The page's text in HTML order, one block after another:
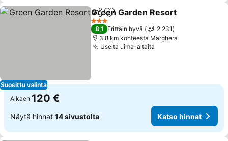
Suosittu valinta
Jaa Lisää suosikkeihin
Green Garden Resort
3 Tähtiluokitus
8,1 Erittäin hyvä
2 231
3.8 km kohteesta Marghera
Useita uima-altaita
Alkaen 120 €
Näytä hinnat 14 sivustolta Katso hinnat